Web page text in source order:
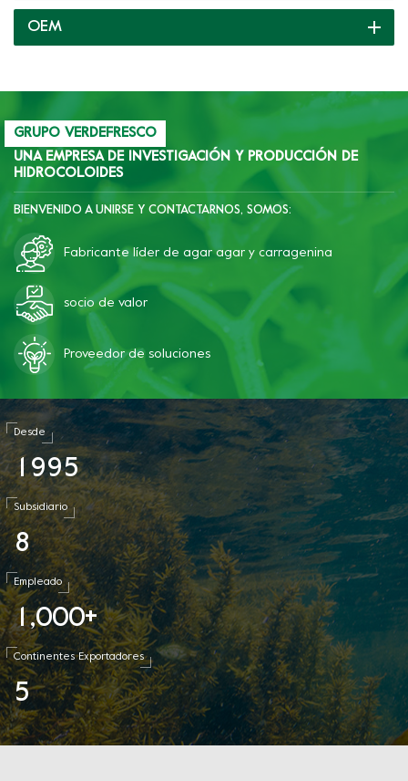
listos para usted y le
brindamos soporte
OEM
GRUPO VERDEFRESCO
UNA EMPRESA DE INVESTIGACIÓN Y PRODUCCIÓN DE
HIDROCOLOIDES
BIENVENIDO A UNIRSE Y CONTACTARNOS, SOMOS:
Fabricante líder de agar agar y carragenina
socio de valor
Proveedor de soluciones
Desde
1 995
Subsidiario
8
Empleado
1 ,000+
Continentes Exportadores
5